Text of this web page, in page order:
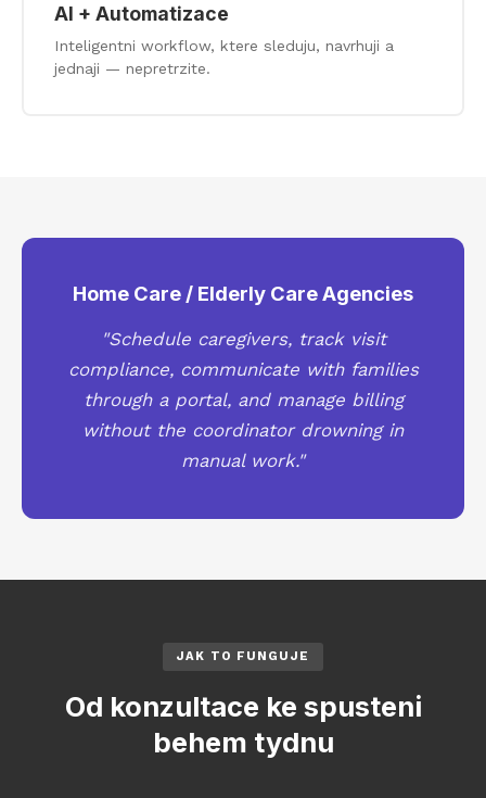
AI + Automatizace
Inteligentni workflow, ktere sleduju, navrhuji a
jednaji — nepretrzite.
Home Care / Elderly Care Agencies
"Schedule caregivers, track visit
compliance, communicate with families
through a portal, and manage billing
without the coordinator drowning in
manual work."
JAK TO FUNGUJE
Od konzultace ke spusteni
behem tydnu